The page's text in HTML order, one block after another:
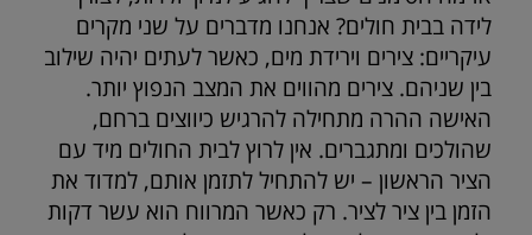
לידה בבית חולים? אנחנו מדברים על שני מקרים
עיקריים: צירים וירידת מים, כאשר לעתים יהיה שילוב
בין שניהם. צירים מהווים את המצב הנפוץ יותר.
האישה ההרה מתחילה להרגיש כיווצים ברחם,
שהולכים ומתגברים. אין לרוץ לבית החולים מיד עם
הציר הראשון – יש להתחיל לתזמן אותם, למדוד את
הזמן בין ציר לציר. רק כאשר המרווח הוא עשר דקות